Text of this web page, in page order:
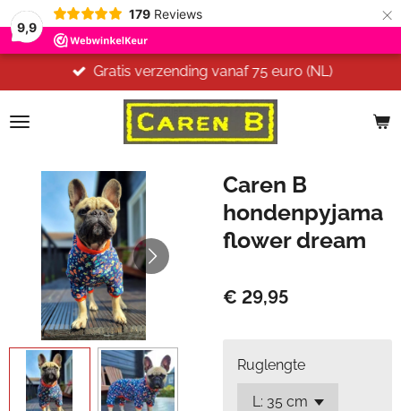
9,9
179 Reviews ×
Gratis verzending vanaf 75 euro (NL)
Caren B
hondenpyjama
flower dream
€ 29,95
Ruglengte